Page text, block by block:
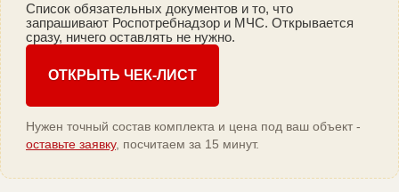
Список обязательных документов и то, что
запрашивают Роспотребнадзор и МЧС. Открывается
сразу, ничего оставлять не нужно.
ОТКРЫТЬ ЧЕК-ЛИСТ
Нужен точный состав комплекта и цена под ваш объект -
оставьте заявку, посчитаем за 15 минут.